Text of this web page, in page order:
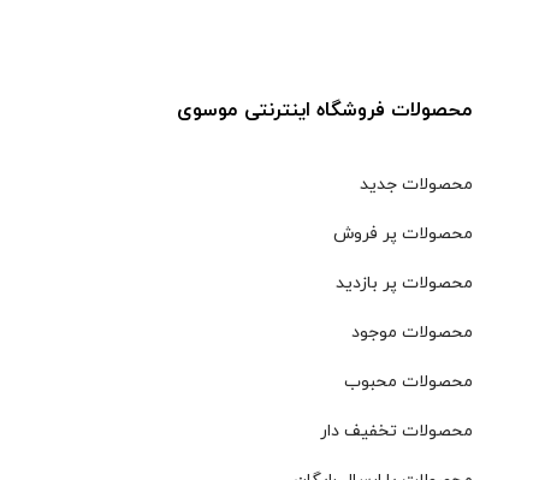
محصولات فروشگاه اینترنتی موسوی
محصولات جدید
محصولات پر فروش
محصولات پر بازدید
محصولات موجود
محصولات محبوب
محصولات تخفیف دار